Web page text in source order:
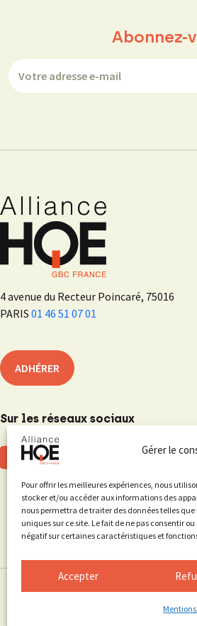
Gérer le
Pour offrir les meilleures expériences, nous
stocker et/ou accéder aux informations des
nous permettra de traiter des données telles
uniques sur ce site. Le fait de ne pas consentir
négatif sur certaines caractéristiques et
Accepter
Abonnez-
4 avenue du Recteur Poincaré, 75016
PARIS 01 46 51 07 01
ADHÉRER
Sur les réseaux sociaux